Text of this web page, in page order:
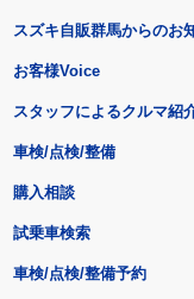
スズキ自販群馬からのお
お客様Voice
スタッフによるクルマ紹
車検/点検/整備
購入相談
試乗車検索
車検/点検/整備予約